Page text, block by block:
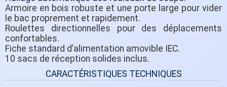
Armoire en bois robuste et une porte large pour vider
le bac proprement et rapidement.
Roulettes directionnelles pour des déplacements
confortables.
Fiche standard d’alimentation amovible IEC.
10 sacs de réception solides inclus.
CARACTÉRISTIQUES TECHNIQUES